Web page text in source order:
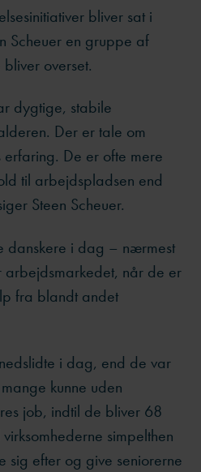
bliver sat i
Scheuer en gruppe af
overset.
dygtige, stabile
Der er tale om
De er ofte mere
til arbejdspladsen end
Steen Scheuer.
danskere i dag – nærmest
når de er
fra blandt andet
i dag, end de var
kunne uden
job, indtil de bliver 68
simpelthen
efter og give seniorerne